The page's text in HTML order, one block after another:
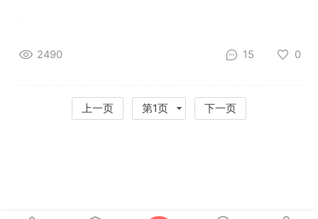
2490 15 0
上一页 第1页 下一页